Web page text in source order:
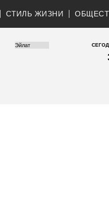
СТИЛЬ ЖИЗНИ